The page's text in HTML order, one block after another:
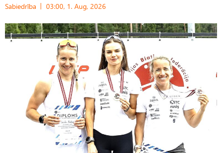
Sabiedrība 03:00, 1. Aug, 2026